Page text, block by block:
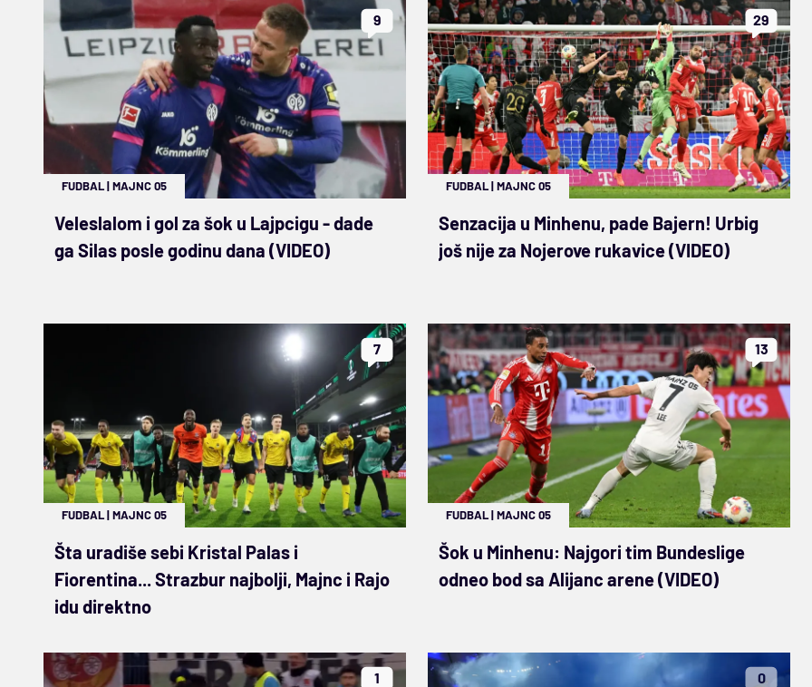
9
FUDBAL|MAJNC 05
Veleslalom i gol za šok u Lajpcigu - dade
ga Silas posle godinu dana (VIDEO)
29
FUDBAL|MAJNC 05
Senzacija u Minhenu, pade Bajern! Urbig
još nije za Nojerove rukavice (VIDEO)
7
FUDBAL|MAJNC 05
Šta uradiše sebi Kristal Palas i
Fiorentina... Strazbur najbolji, Majnc i Rajo
idu direktno
13
FUDBAL|MAJNC 05
Šok u Minhenu: Najgori tim Bundeslige
odneo bod sa Alijanc arene (VIDEO)
1 0